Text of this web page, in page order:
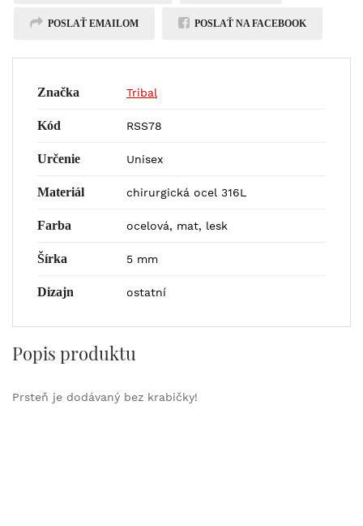
POSLAŤ EMAILOM POSLAŤ NA FACEBOOK
Značka Tribal
Kód RSS78
Určenie Unisex
Materiál chirurgická ocel 316L
Farba ocelová, mat, lesk
Šírka 5 mm
Dizajn ostatní
Popis produktu
Prsteň je dodávaný bez krabičky!